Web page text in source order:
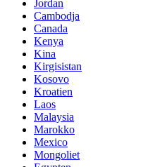
Jordan
Cambodja
Canada
Kenya
Kina
Kirgisistan
Kosovo
Kroatien
Laos
Malaysia
Marokko
Mexico
Mongoliet